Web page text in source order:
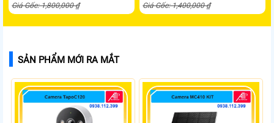
Giá Gốc: 1,800,000 ₫ Giá Gốc: 1,400,000 ₫
SẢN PHẨM MỚI RA MẮT